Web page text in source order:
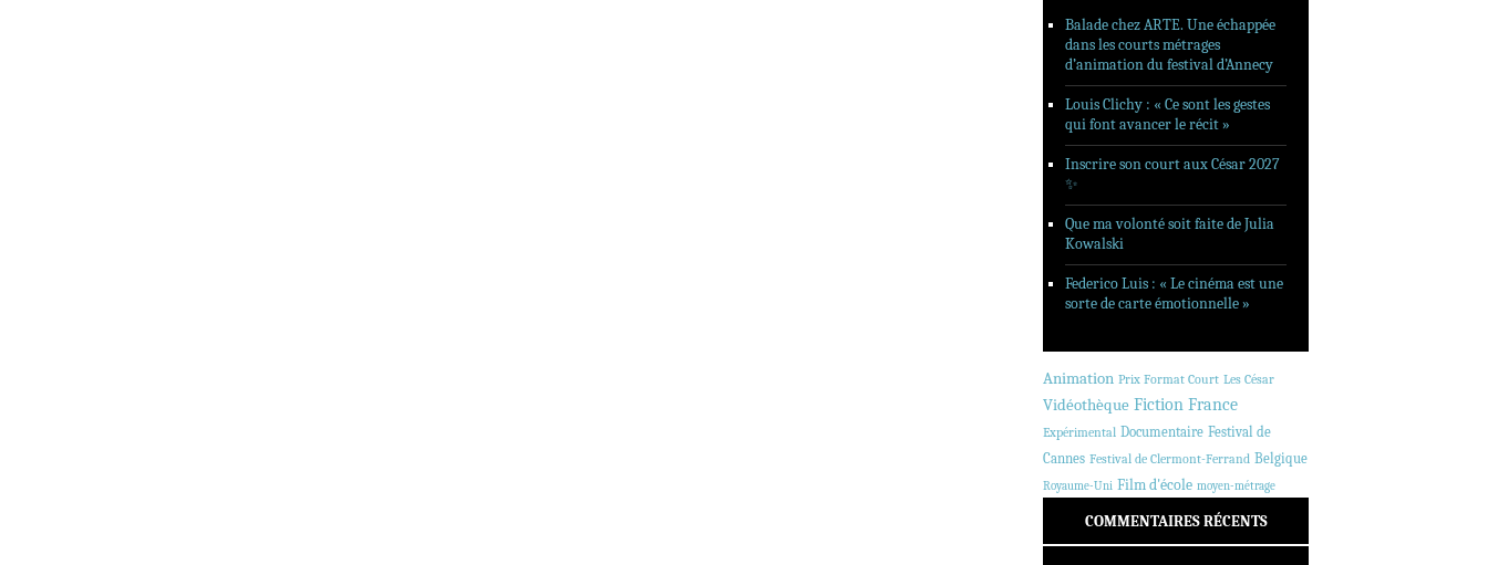
Balade chez ARTE. Une échappée
dans les courts métrages
d’animation du festival d’Annecy
Louis Clichy : « Ce sont les gestes
qui font avancer le récit »
Inscrire son court aux César 2027
✨
Que ma volonté soit faite de Julia
Kowalski
Federico Luis : « Le cinéma est une
sorte de carte émotionnelle »
Animation Prix Format Court Les César
Vidéothèque Fiction France
Expérimental Documentaire Festival de
Cannes Festival de Clermont-Ferrand Belgique
Royaume-Uni Film d'école moyen-métrage
COMMENTAIRES RÉCENTS